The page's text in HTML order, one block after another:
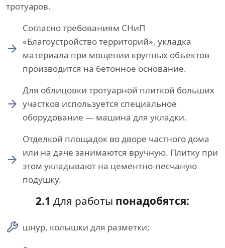
тротуаров.
Согласно требованиям СНиП
«Благоустройство территорий», укладка
материала при мощении крупных объектов
производится на бетонное основание.
Для облицовки тротуарной плиткой больших
участков используется специальное
оборудование — машина для укладки.
Отделкой площадок во дворе частного дома
или на даче занимаются вручную. Плитку при
этом укладывают на цементно-песчаную
подушку.
2.1 Для работы понадобятся:
шнур, колышки для разметки;